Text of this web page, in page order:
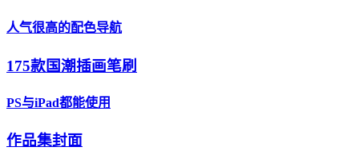
人气很高的配色导航
175款国潮插画笔刷
PS与iPad都能使用
作品集封面